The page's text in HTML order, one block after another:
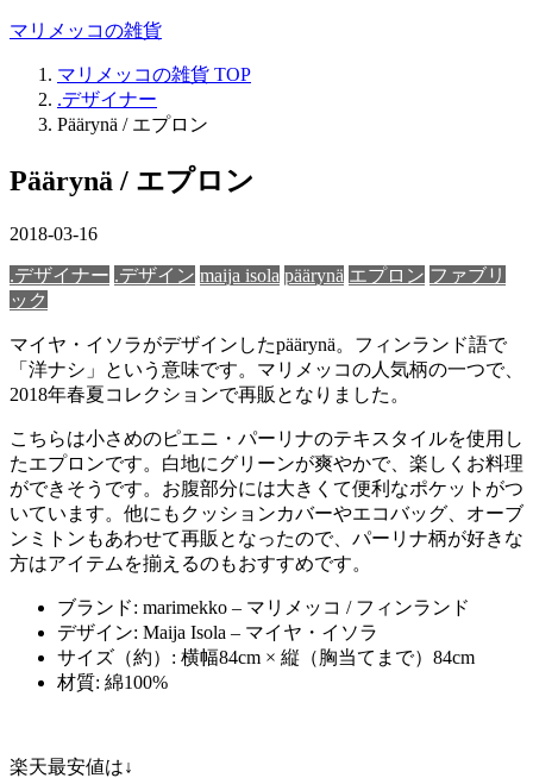
マリメッコの雑貨
マリメッコの雑貨 TOP
.デザイナー
Päärynä / エプロン
Päärynä / エプロン
2018-03-16
.デザイナー .デザイン maija isola päärynä エプロン ファブリ
ック
マイヤ・イソラがデザインしたpäärynä。フィンランド語で
「洋ナシ」という意味です。マリメッコの人気柄の一つで、
2018年春夏コレクションで再販となりました。
こちらは小さめのピエニ・パーリナのテキスタイルを使用し
たエプロンです。白地にグリーンが爽やかで、楽しくお料理
ができそうです。お腹部分には大きくて便利なポケットがつ
いています。他にもクッションカバーやエコバッグ、オーブ
ンミトンもあわせて再販となったので、パーリナ柄が好きな
方はアイテムを揃えるのもおすすめです。
ブランド: marimekko – マリメッコ / フィンランド
デザイン: Maija Isola – マイヤ・イソラ
サイズ（約）: 横幅84cm × 縦（胸当てまで）84cm
材質: 綿100%
楽天最安値は↓